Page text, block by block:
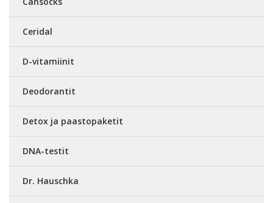
Ceridal
D-vitamiinit
Deodorantit
Detox ja paastopaketit
DNA-testit
Dr. Hauschka